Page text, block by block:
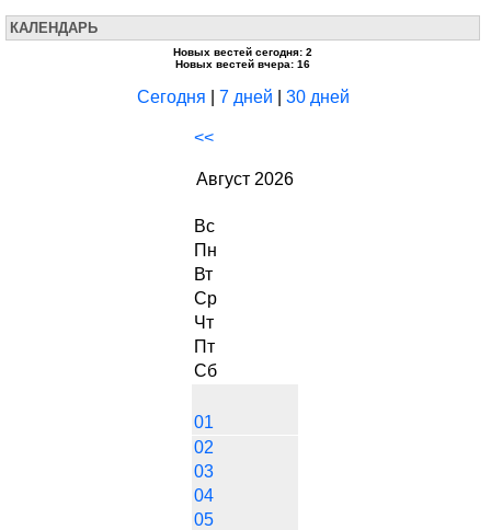
КАЛЕНДАРЬ
Новых вестей сегодня: 2
Новых вестей вчера: 16
Сегодня 7 дней 30 дней
<<
Август 2026
Вс
Пн
Вт
Ср
Чт
Пт
Сб
01
02
03
04
05